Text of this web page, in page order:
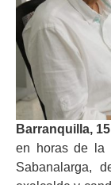
Barranquilla,
en horas de la
Sabanalarga,